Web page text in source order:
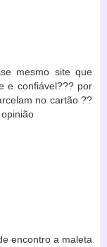
mesmo site que
e confiável??? por
no cartão ??
encontro a maleta